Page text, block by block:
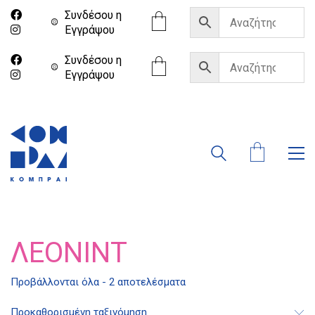
Συνδέσου η
Eγγράψου
Συνδέσου η
Eγγράψου
ΛΕΟΝΊΝΤ
Προβάλλονται όλα - 2 αποτελέσματα
Προκαθορισμένη ταξινόμηση
Διδότου 34, Αθήνα 106 80